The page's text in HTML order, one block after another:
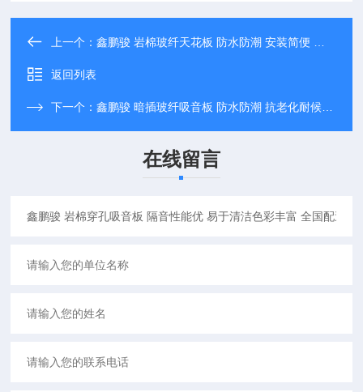
上一个：鑫鹏骏 岩棉玻纤天花板 防水防潮 安装简便 大量批发
返回列表
下一个：鑫鹏骏 暗插玻纤吸音板 防水防潮 抗老化耐候性强 大量生产
在线留言